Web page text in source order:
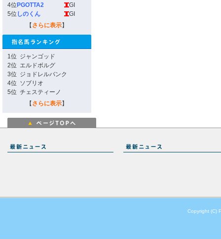
4位 PGOTTA2
GI
5位 しのくん
GI
【 さらに表示】
1位 ジャンゴッド
2位 エルドボルグ
3位 ジョドレルバンク
4位 ソブリオ
5位 チェスティーノ
【 さらに表示】
Copyright (C)